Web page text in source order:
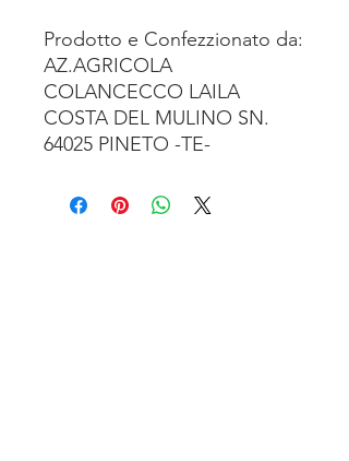
Prodotto e Confezzionato da:
AZ.AGRICOLA
COLANCECCO LAILA
COSTA DEL MULINO SN.
64025 PINETO -TE-